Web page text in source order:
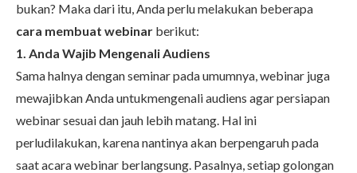
bukan? Maka dari itu, Anda perlu melakukan beberapa
cara membuat webinar berikut:
1. Anda Wajib Mengenali Audiens
Sama halnya dengan seminar pada umumnya, webinar juga
mewajibkan Anda untukmengenali audiens agar persiapan
webinar sesuai dan jauh lebih matang. Hal ini
perludilakukan, karena nantinya akan berpengaruh pada
saat acara webinar berlangsung. Pasalnya, setiap golongan